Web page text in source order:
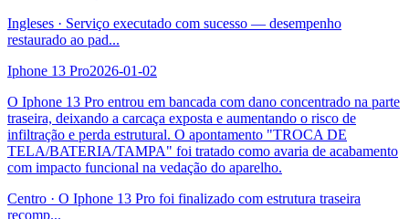
Ingleses · Serviço executado com sucesso — desempenho
restaurado ao pad...
Iphone 13 Pro2026-01-02
O Iphone 13 Pro entrou em bancada com dano concentrado na parte
traseira, deixando a carcaça exposta e aumentando o risco de
infiltração e perda estrutural. O apontamento "TROCA DE
TELA/BATERIA/TAMPA" foi tratado como avaria de acabamento
com impacto funcional na vedação do aparelho.
Centro · O Iphone 13 Pro foi finalizado com estrutura traseira
recomp...